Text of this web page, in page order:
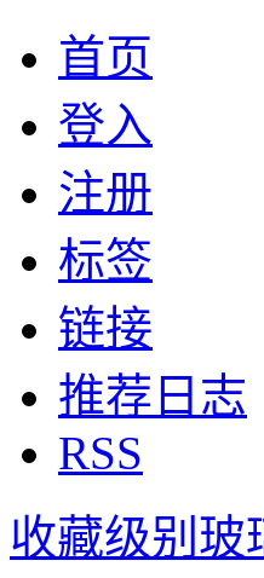
首页
登入
注册
标签
链接
推荐日志
RSS
收藏级别玻